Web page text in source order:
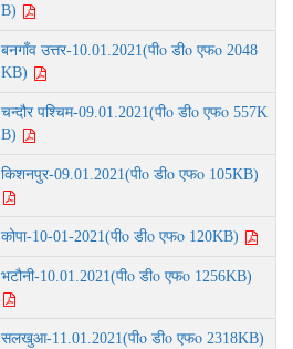
B)
बनगाँव उत्तर-10.01.2021(पीo डीo एफo 2048
KB)
चन्दौर पश्चिम-09.01.2021(पीo डीo एफo 557K
B)
किशनपुर-09.01.2021(पीo डीo एफo 105KB)
कोपा-10-01-2021(पीo डीo एफo 120KB)
भटौनी-10.01.2021(पीo डीo एफo 1256KB)
सलखुआ-11.01.2021(पीo डीo एफo 2318KB)